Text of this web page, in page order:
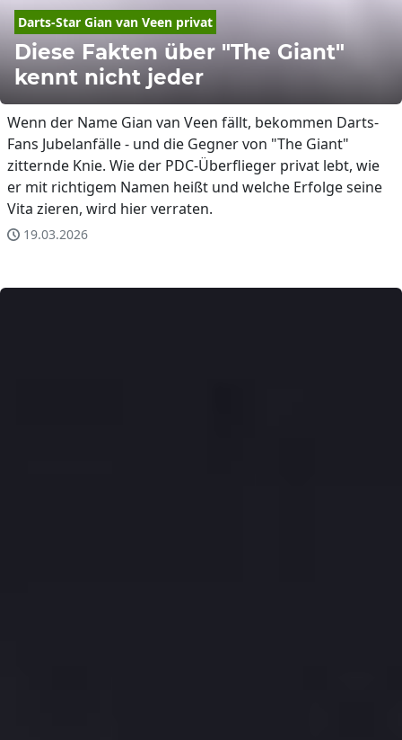
Darts-Star Gian van Veen privat
Diese Fakten über "The Giant"
kennt nicht jeder
Wenn der Name Gian van Veen fällt, bekommen Darts-
Fans Jubelanfälle - und die Gegner von "The Giant"
zitternde Knie. Wie der PDC-Überflieger privat lebt, wie
er mit richtigem Namen heißt und welche Erfolge seine
Vita zieren, wird hier verraten.
19.03.2026